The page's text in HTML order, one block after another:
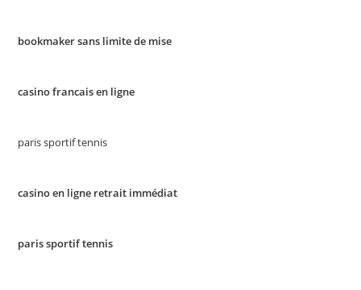
bookmaker sans limite de mise
casino francais en ligne
paris sportif tennis
casino en ligne retrait immédiat
paris sportif tennis